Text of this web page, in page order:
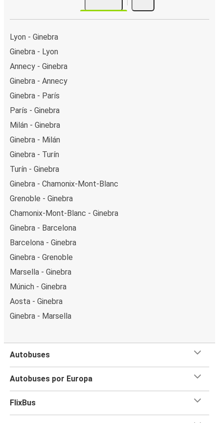
Lyon - Ginebra
Ginebra - Lyon
Annecy - Ginebra
Ginebra - Annecy
Ginebra - París
París - Ginebra
Milán - Ginebra
Ginebra - Milán
Ginebra - Turín
Turín - Ginebra
Ginebra - Chamonix-Mont-Blanc
Grenoble - Ginebra
Chamonix-Mont-Blanc - Ginebra
Ginebra - Barcelona
Barcelona - Ginebra
Ginebra - Grenoble
Marsella - Ginebra
Múnich - Ginebra
Aosta - Ginebra
Ginebra - Marsella
Autobuses
Autobuses por Europa
FlixBus